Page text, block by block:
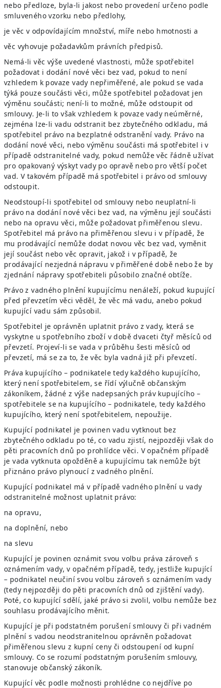
nebo předloze, byla-li jakost nebo provedení určeno podle
smluveného vzorku nebo předlohy,
je věc v odpovídajícím množství, míře nebo hmotnosti a
věc vyhovuje požadavkům právních předpisů.
Nemá-li věc výše uvedené vlastnosti, může spotřebitel
požadovat i dodání nové věci bez vad, pokud to není
vzhledem k povaze vady nepřiměřené, ale pokud se vada
týká pouze součásti věci, může spotřebitel požadovat jen
výměnu součásti; není-li to možné, může odstoupit od
smlouvy. Je-li to však vzhledem k povaze vady neúměrné,
zejména lze-li vadu odstranit bez zbytečného odkladu, má
spotřebitel právo na bezplatné odstranění vady. Právo na
dodání nové věci, nebo výměnu součásti má spotřebitel i v
případě odstranitelné vady, pokud nemůže věc řádně užívat
pro opakovaný výskyt vady po opravě nebo pro větší počet
vad. V takovém případě má spotřebitel i právo od smlouvy
odstoupit.
Neodstoupí-li spotřebitel od smlouvy nebo neuplatní-li
právo na dodání nové věci bez vad, na výměnu její součásti
nebo na opravu věci, může požadovat přiměřenou slevu.
Spotřebitel má právo na přiměřenou slevu i v případě, že
mu prodávající nemůže dodat novou věc bez vad, vyměnit
její součást nebo věc opravit, jakož i v případě, že
prodávající nezjedná nápravu v přiměřené době nebo že by
zjednání nápravy spotřebiteli působilo značné obtíže.
Právo z vadného plnění kupujícímu nenáleží, pokud kupující
před převzetím věci věděl, že věc má vadu, anebo pokud
kupující vadu sám způsobil.
Spotřebitel je oprávněn uplatnit právo z vady, která se
vyskytne u spotřebního zboží v době dvaceti čtyř měsíců od
převzetí. Projeví-li se vada v průběhu šesti měsíců od
převzetí, má se za to, že věc byla vadná již při převzetí.
Práva kupujícího – podnikatele tedy každého kupujícího,
který není spotřebitelem, se řídí výlučně občanským
zákoníkem, žádné z výše nadepsaných práv kupujícího –
spotřebitele se na kupujícího – podnikatele, tedy každého
kupujícího, který není spotřebitelem, nepoužije.
Kupující podnikatel je povinen vadu vytknout bez
zbytečného odkladu po té, co vadu zjistí, nejpozději však do
pěti pracovních dnů po prohlídce věci. V opačném případě
je vada vytknuta opožděně a kupujícímu tak nemůže být
přiznáno právo plynoucí z vadného plnění.
Kupující podnikatel má v případě vadného plnění u vady
odstranitelné možnost uplatnit právo:
na opravu,
na doplnění, nebo
na slevu
Kupující je povinen oznámit svou volbu práva zároveň s
oznámením vady, v opačném případě, tedy, jestliže kupující
– podnikatel neučiní svou volbu zároveň s oznámením vady
(tedy nejpozději do pěti pracovních dnů od zjištění vady).
Poté, co kupující sdělí, jaké právo si zvolil, volbu nemůže bez
souhlasu prodávajícího měnit.
Kupující je při podstatném porušení smlouvy či při vadném
plnění s vadou neodstranitelnou oprávněn požadovat
přiměřenou slevu z kupní ceny či odstoupení od kupní
smlouvy. Co se rozumí podstatným porušením smlouvy,
stanovuje občanský zákoník.
Kupující věc podle možnosti prohlédne co nejdříve po